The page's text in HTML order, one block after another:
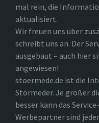
mal rein, die
aktualisiert.
Wir freuen uns über
schreibt uns an. Der
ausgebaut – auch hier
angewiesen!
stoermede.de ist die
Störmeder. Je größer
besser kann das
Werbepartner sind